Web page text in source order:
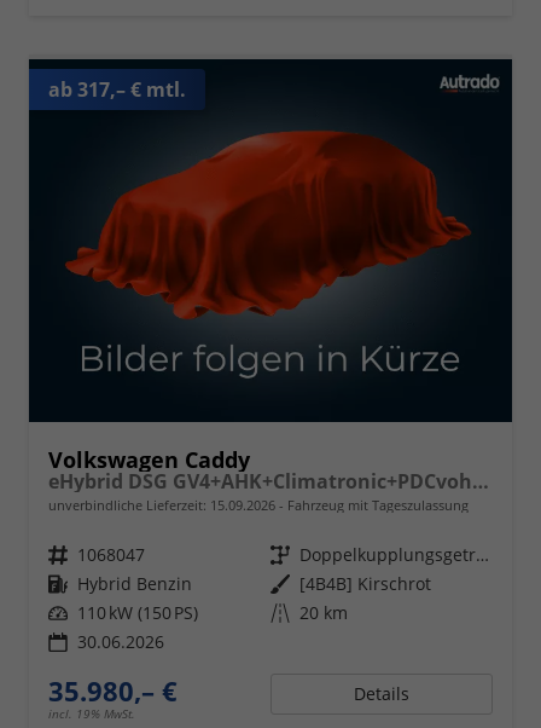
ab 317,– € mtl.
Volkswagen Caddy
eHybrid DSG GV4+AHK+Climatronic+PDCvohi+Cam+Regensens.+AppConnect
unverbindliche Lieferzeit: 15.09.2026 Fahrzeug mit Tageszulassung
Fahrzeugnr. 1068047 Getriebe
Doppelkupplungsgetriebe (DSG)
Kraftstoff Hybrid Benzin Außenfarbe [4B4B] Kirschrot
Leistung 110 kW (150 PS) Kilometerstand 20 km
30.06.2026
35.980,– €
incl. 19% MwSt.
Details